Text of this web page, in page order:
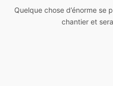
Quelque chose d’énorme se
chantier et